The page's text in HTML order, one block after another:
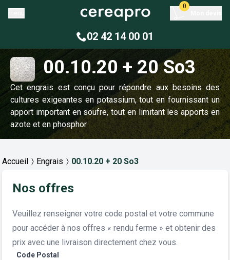
0
02 42 14 00 01
00.10.20 + 20 So3
Cet engrais est conçu pour répondre aux besoins des
cultures exigeantes en potassium, tout en fournissant un
apport important en soufre, tout en limitant les apports en
azote et en phosphor
Accueil Engrais 00.10.20 + 20 So3
Nos offres
Veuillez renseigner votre code postal et votre commune
pour accéder à nos offres « rendu ferme » et obtenir des
prix avec une livraison directement chez vous.
Code Postal